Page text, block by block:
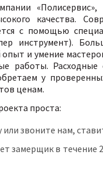
«Полисервис»,
качества.
с помощью
инструмент).
и умение
работы. Расходные
у
ценам.
проста:
или звоните нам,
замерщик в течение